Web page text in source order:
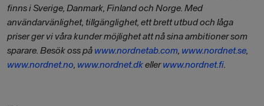
finns i Sverige, Danmark, Finland och Norge. Med
användarvänlighet, tillgänglighet, ett brett utbud och låga
priser ger vi våra kunder möjlighet att nå sina ambitioner som
sparare. Besök oss på www.nordnetab.com, www.nordnet.se,
www.nordnet.no, www.nordnet.dkellerwww.nordnet.fi.